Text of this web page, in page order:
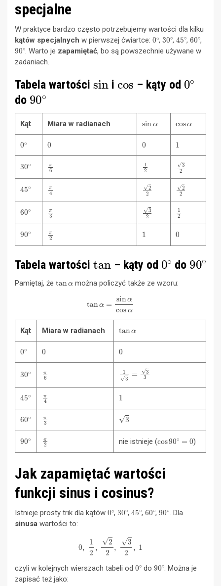
specjalne
W praktyce bardzo często potrzebujemy wartości dla kilku
kątów specjalnych w pierwszej ćwiartce: 0∘,30∘,45∘,60∘,
90∘. Warto je zapamiętać, bo są powszechnie używane w
zadaniach.
Tabela wartości sin i – kąty od 0∘
do 90∘
Kąt Miara w radianach sin
0∘ 0 0 1
30∘ π 1 32
45∘ π 22 22
60∘ π 32 1
90∘ π 1 0
Tabela wartości tan – kąty od 0∘ do 90∘
Pamiętaj, że tan
można policzyć także ze wzoru:
αcosα
Kąt Miara w radianach tan
0∘ 0 0
30∘ π 3
45∘ π 1
60∘ π
90∘ π nie istnieje ( cos90 0)
Jak zapamiętać wartości
funkcji sinus i cosinus?
Istnieje prosty trik dla kątów 0∘,30∘,45∘,60∘
,90∘. Dla
sinusa wartości to:
0, 22 2, 1
czyli w kolejnych wierszach tabeli od 0∘ do90∘. Można je
zapisać też jako: